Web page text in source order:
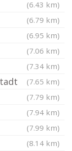
(6.43 km)
(6.79 km)
(6.95 km)
(7.06 km)
(7.34 km)
(7.65 km)
(7.79 km)
(7.94 km)
(7.99 km)
(8.14 km)